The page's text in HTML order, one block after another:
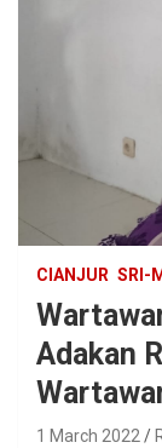
CIANJUR SRI-
Adakan
1 March 2022